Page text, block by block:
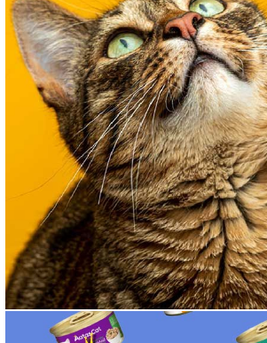
パピー用 フード for DOG
成犬用 フード for DOG
シニア犬用フード for DOG
食物アレルギー対応 ドッグフード
腎臓ケア対応ドッグフード
関節サポート対応 フード for DOG
肝臓ケア対応ドッグフード